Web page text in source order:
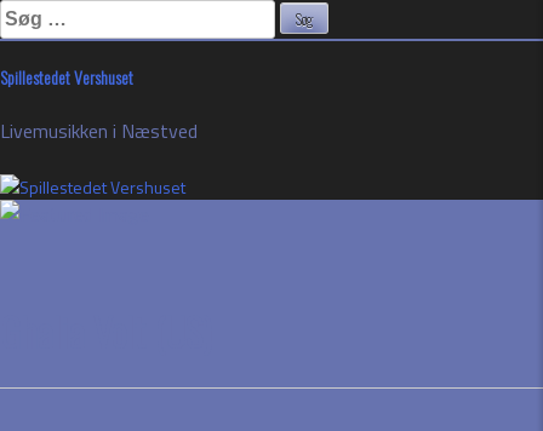
Søg
efter:
to
Spillestedet Vershuset
Livemusikken i Næstved